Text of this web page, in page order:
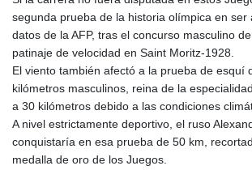
103223.017367
LKR 386.635196
LRD 208.057415
LSL 18.726567
LTL 3.413768
LVL 0.699335
LYD 7.331909
MAD 10.743067
MDL 20.044751
segunda prueba de la historia olímpica en ser
datos de la AFP, tras el concurso masculino
patinaje de velocidad en Saint Moritz-1928.
El viento también afectó a la prueba de esquí
kilómetros masculinos, reina de la
a 30 kilómetros debido a las condiciones
A nivel estrictamente deportivo, el ruso
conquistaría en esa prueba de 50 km,
medalla de oro de los Juegos.